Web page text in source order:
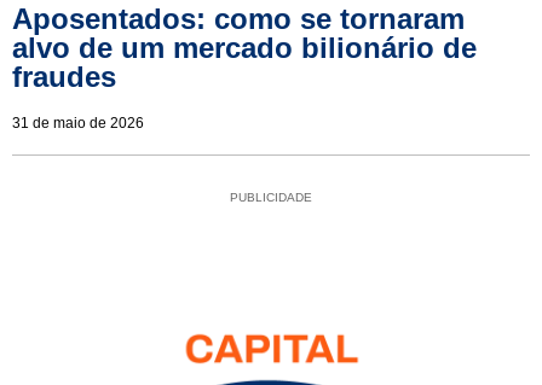
Aposentados: como se tornaram
alvo de um mercado bilionário de
fraudes
31 de maio de 2026
PUBLICIDADE